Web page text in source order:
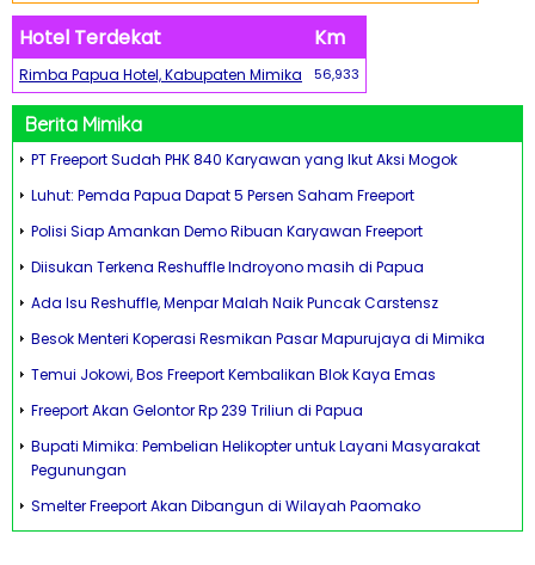
Hotel Terdekat Km
Rimba Papua Hotel, Kabupaten Mimika 56,933
Berita Mimika
PT Freeport Sudah PHK 840 Karyawan yang Ikut Aksi Mogok
Luhut: Pemda Papua Dapat 5 Persen Saham Freeport
Polisi Siap Amankan Demo Ribuan Karyawan Freeport
Diisukan Terkena Reshuffle Indroyono masih di Papua
Ada Isu Reshuffle, Menpar Malah Naik Puncak Carstensz
Besok Menteri Koperasi Resmikan Pasar Mapurujaya di Mimika
Temui Jokowi, Bos Freeport Kembalikan Blok Kaya Emas
Freeport Akan Gelontor Rp 239 Triliun di Papua
Bupati Mimika: Pembelian Helikopter untuk Layani Masyarakat
Pegunungan
Smelter Freeport Akan Dibangun di Wilayah Paomako